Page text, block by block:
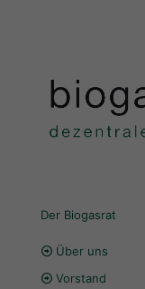
Der Biogasrat
Über uns
Vorstand